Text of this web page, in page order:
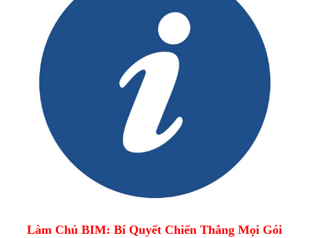
Làm Chủ BIM: Bí Quyết Chiến Thắng Mọi Gói